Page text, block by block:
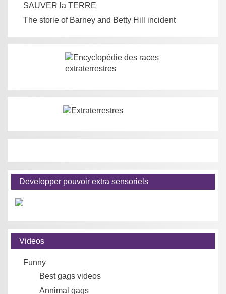
SAUVER la TERRE
The storie of Barney and Betty Hill incident
Developper pouvoir extra sensoriels
Videos
Funny
Best gags videos
Annimal gags